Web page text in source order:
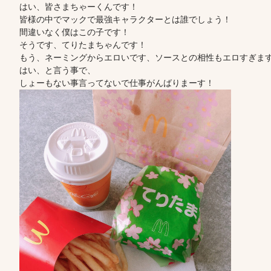
はい、皆さまちゃーくんです！
皆様の中でマックで最強キャラクターとは誰でしょう！
間違いなく僕はこの子です！
そうです、てりたまちゃんです！
もう、ネーミングからエロいです、ソースとの相性もエロすぎま
はい、と言う事で、
しょーもない事言ってないで仕事がんばりまーす！